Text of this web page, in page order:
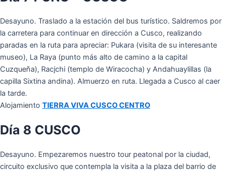
Desayuno. Traslado a la estación del bus turístico. Saldremos por
la carretera para continuar en dirección a Cusco, realizando
paradas en la ruta para apreciar: Pukara (visita de su interesante
museo), La Raya (punto más alto de camino a la capital
Cuzqueña), Racjchi (templo de Wiracocha) y Andahuaylillas (la
capilla Sixtina andina). Almuerzo en ruta. Llegada a Cusco al caer
la tarde.
Alojamiento TIERRA VIVA CUSCO CENTRO
Día 8 CUSCO
Desayuno. Empezaremos nuestro tour peatonal por la ciudad,
circuito exclusivo que contempla la visita a la plaza del barrio de